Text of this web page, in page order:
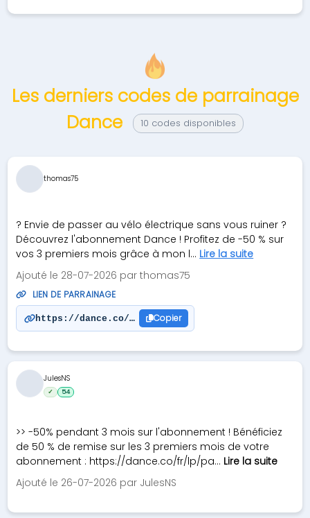
Les derniers codes de parrainage
Dance
10 codes disponibles
? Envie de passer au vélo électrique sans vous ruiner ?
Découvrez l'abonnement Dance ! Profitez de -50 % sur
vos 3 premiers mois grâce à mon l... Lire la suite
Ajouté le 28-07-2026 par thomas75
LIEN DE PARRAINAGE
https://dance.co/fr/lp/parrainage-amis?r=3267cf
Copier
thomas75
>> -50% pendant 3 mois sur l'abonnement ! Bénéficiez
de 50 % de remise sur les 3 premiers mois de votre
abonnement : https://dance.co/fr/lp/pa... Lire la suite
Ajouté le 26-07-2026 par JulesNS
JulesNS
✓ 54